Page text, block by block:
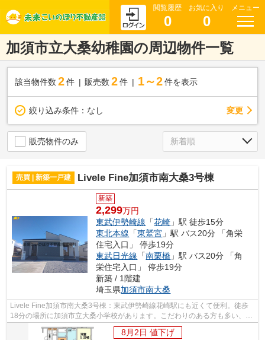
閲覧履歴
0
お気に入り
0
メニュー
加須市立大桑幼稚園の周辺物件一覧
該当物件数 2件 販売数 2 件 1～2 件を表示
絞り込み条件： なし 変更
販売物件のみ
売買 | 新築一戸建 Livele Fine加須市南大桑3号棟
新築
2,299万円
東武伊勢崎線 「花崎 」駅 徒歩15分
東北本線 「東鷲宮 」駅 バス20分 「角栄
住宅入口」 停歩19分
東武日光線 「南栗橋 」駅 バス20分 「角
栄住宅入口」 停歩19分
新築 / 1階建
埼玉県加須市南大桑
Livele Fine加須市南大桑3号棟：東武伊勢崎線花崎駅にも近くて便利。徒歩
18分の場所に加須市立大桑小学校があります。こだわりのある方も多い、新
築の戸建て物件となっております。地...
8月2日 値下げ